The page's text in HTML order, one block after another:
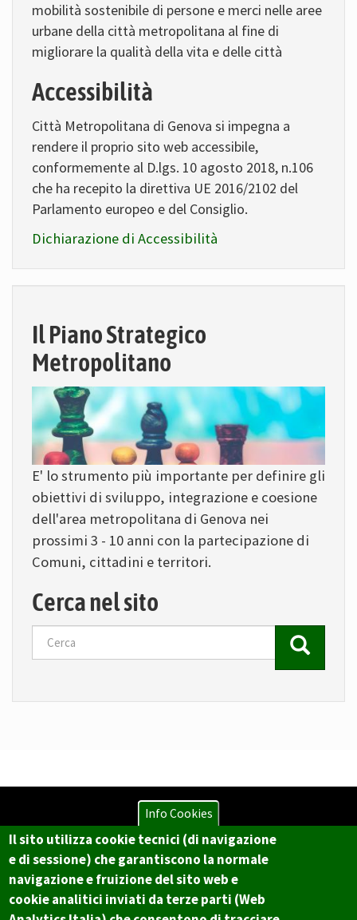
mobilità sostenibile di persone e merci nelle aree
urbane della città metropolitana al fine di
migliorare la qualità della vita e delle città
Accessibilità
Città Metropolitana di Genova si impegna a
rendere il proprio sito web accessibile,
conformemente al D.lgs. 10 agosto 2018, n.106
che ha recepito la direttiva UE 2016/2102 del
Parlamento europeo e del Consiglio.
Dichiarazione di Accessibilità
Il Piano Strategico
Metropolitano
E' lo strumento più importante per definire gli
obiettivi di sviluppo, integrazione e coesione
dell'area metropolitana di Genova nei
prossimi 3 - 10 anni con la partecipazione di
Comuni, cittadini e territori.
Cerca nel sito
Copyright © 2017 Città metropolitana di Genova | CF:
80007350103
Il Portale è gestito dal Servizio Sistemi Informativi e Sviluppo Economico,
GenovaMetropoli
Info Cookies
Il sito utilizza cookie tecnici (di navigazione
e di sessione) che garantiscono la normale
navigazione e fruizione del sito web e
cookie analitici inviati da terze parti (Web